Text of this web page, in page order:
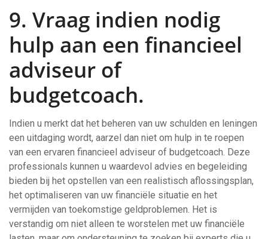
9. Vraag indien nodig
hulp aan een financieel
adviseur of
budgetcoach.
Indien u merkt dat het beheren van uw schulden en leningen
een uitdaging wordt, aarzel dan niet om hulp in te roepen
van een ervaren financieel adviseur of budgetcoach. Deze
professionals kunnen u waardevol advies en begeleiding
bieden bij het opstellen van een realistisch aflossingsplan,
het optimaliseren van uw financiële situatie en het
vermijden van toekomstige geldproblemen. Het is
verstandig om niet alleen te worstelen met uw financiële